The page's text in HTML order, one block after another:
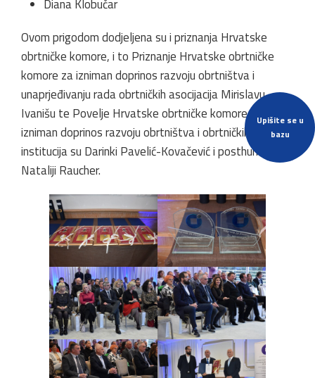
Upišite se u
bazu
Diana Klobučar
Ovom prigodom dodjeljena su i priznanja Hrvatske
obrtničke komore, i to Priznanje Hrvatske obrtničke
komore za izniman doprinos razvoju obrtništva i
unaprjeđivanju rada obrtničkih asocijacija Mirislavu
Ivanišu te Povelje Hrvatske obrtničke komore za
izniman doprinos razvoju obrtništva i obrtničkih
institucija su Darinki Pavelić-Kovačević i posthumno
Nataliji Raucher.